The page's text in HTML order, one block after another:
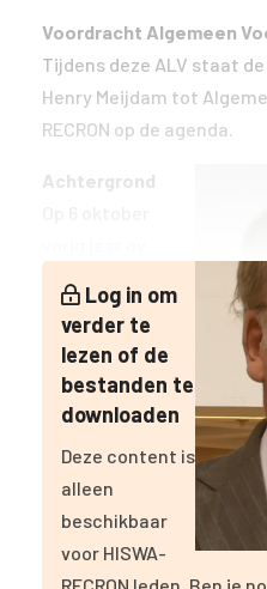
Voordracht Algemeen
Tijdens deze ALV staat
Henry Meijdam tot
RECRON op de agenda.
Achtergrond
Log in om
verder te
lezen of de
bestanden te
downloaden
Deze content is
alleen
beschikbaar
voor HISWA-